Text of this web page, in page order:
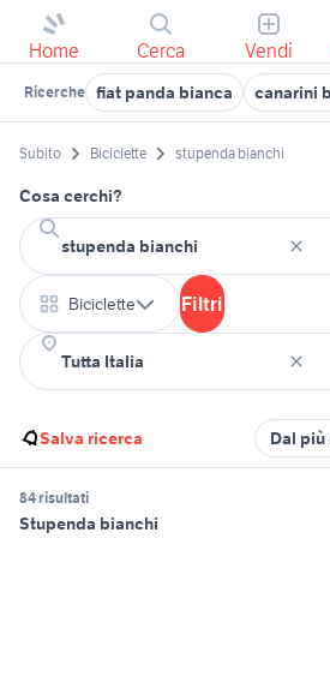
Home Cerca Vendi
Ricerche fiat panda bianca canarini
Subito Biciclette stupenda bianchi
Cosa cerchi?
Biciclette Filtri
Salva ricerca Dal
84 risultati
Stupenda bianchi